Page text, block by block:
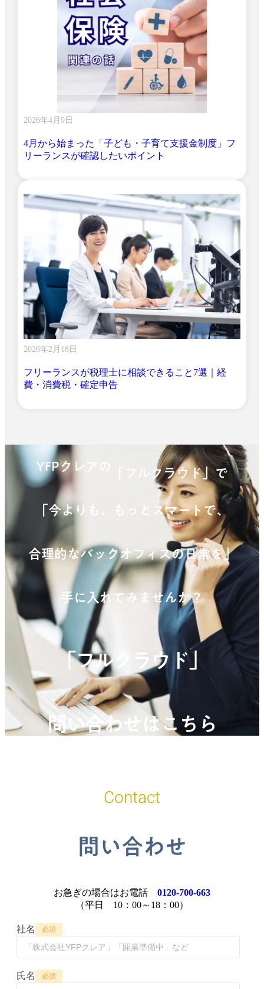
2026年4月9日
4月から始まった「子ども・子育て支援金制度」フ
リーランスが確認したいポイント
2026年2月18日
フリーランスが税理士に相談できること7選｜経
費・消費税・確定申告
YFPクレアの 「フルクラウド」で
「今よりも、もっとスマートで、
合理的なバックオフィスの日常を」
手に入れてみませんか？
「フルクラウド」
問い合わせはこちら
Contact
問い合わせ
お急ぎの場合はお電話 0120-700-663
（平日 10：00～18：00）
社名 必須
氏名 必須